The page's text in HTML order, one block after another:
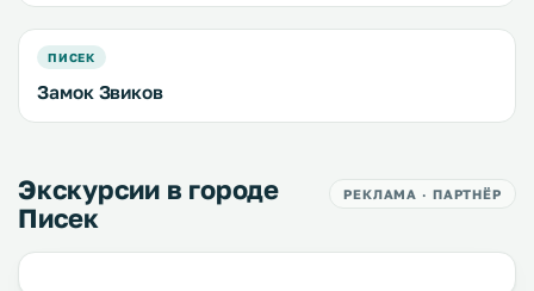
ПИСЕК
Замок Звиков
Экскурсии в городе
Писек
РЕКЛАМА · ПАРТНЁР